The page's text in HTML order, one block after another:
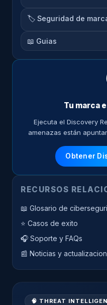
🧠 THREAT
🏷️ Seguridad de
📖 Guias
Tu marca
Ejecuta el Discovery
amenazas están
Obtener
RECURSOS
📖 Glosario de
⭐ Casos de exito
🎧 Soporte y FAQs
📰 Noticias y